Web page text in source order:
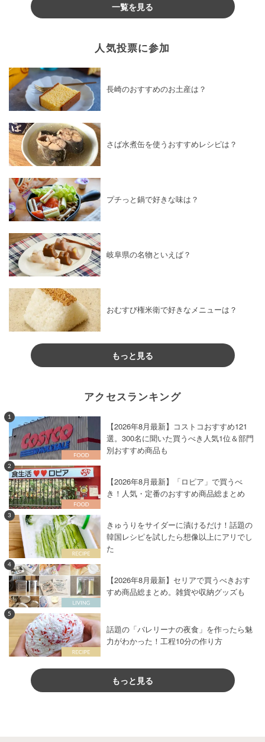
一覧を見る
人気投票に参加
長崎のおすすめのお土産は？
さば水煮缶を使うおすすめレシピは？
プチっと鍋で好きな味は？
岐阜県の名物といえば？
おむすび権米衛で好きなメニューは？
もっと見る
アクセスランキング
1
【2026年8月最新】コストコおすすめ121
選。300名に聞いた買うべき人気1位＆部門
別おすすめ商品も
2
【2026年8月最新】「ロピア」で買うべ
き！人気・定番のおすすめ商品総まとめ
3
きゅうりをサイダーに漬けるだけ！話題の
韓国レシピを試したら想像以上にアリでし
た
4
【2026年8月最新】セリアで買うべきおす
すめ商品総まとめ。雑貨や収納グッズも
5
話題の「バレリーナの夜食」を作ったら魅
力がわかった！工程10分の作り方
もっと見る